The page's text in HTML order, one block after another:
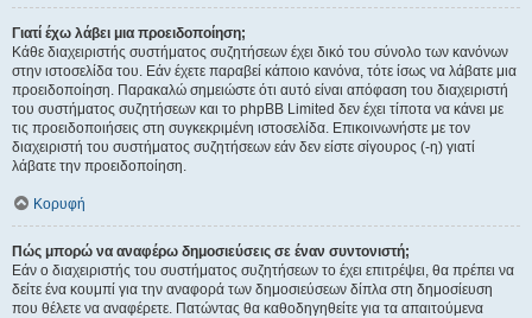
Γιατί έχω λάβει μια προειδοποίηση;
Κάθε διαχειριστής συστήματος συζητήσεων έχει δικό του σύνολο των κανόνων
στην ιστοσελίδα του. Εάν έχετε παραβεί κάποιο κανόνα, τότε ίσως να λάβατε μια
προειδοποίηση. Παρακαλώ σημειώστε ότι αυτό είναι απόφαση του διαχειριστή
του συστήματος συζητήσεων και το phpBB Limited δεν έχει τίποτα να κάνει με
τις προειδοποιήσεις στη συγκεκριμένη ιστοσελίδα. Επικοινωνήστε με τον
διαχειριστή του συστήματος συζητήσεων εάν δεν είστε σίγουρος (-η) γιατί
λάβατε την προειδοποίηση.
Κορυφή
Πώς μπορώ να αναφέρω δημοσιεύσεις σε έναν συντονιστή;
Εάν ο διαχειριστής του συστήματος συζητήσεων το έχει επιτρέψει, θα πρέπει να
δείτε ένα κουμπί για την αναφορά των δημοσιεύσεων δίπλα στη δημοσίευση
που θέλετε να αναφέρετε. Πατώντας θα καθοδηγηθείτε για τα απαιτούμενα